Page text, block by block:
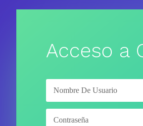
Acceso a